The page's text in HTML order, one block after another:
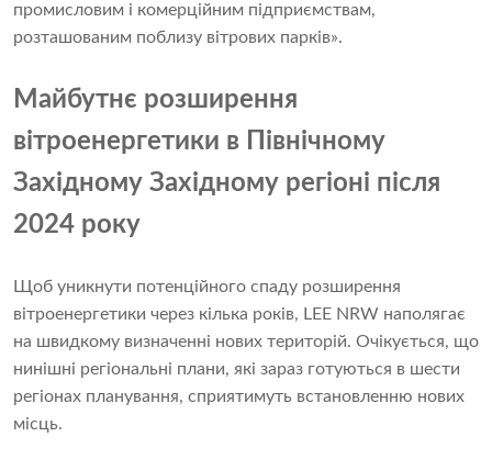
промисловим і комерційним підприємствам,
розташованим поблизу вітрових парків».
Майбутнє розширення
вітроенергетики в Північному
Західному Західному регіоні після
2024 року
Щоб уникнути потенційного спаду розширення
вітроенергетики через кілька років, LEE NRW наполягає
на швидкому визначенні нових територій. Очікується, що
нинішні регіональні плани, які зараз готуються в шести
регіонах планування, сприятимуть встановленню нових
місць.